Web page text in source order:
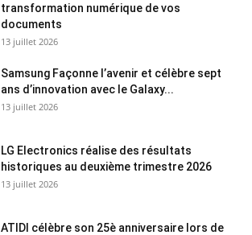
transformation numérique de vos
documents
13 juillet 2026
Samsung Façonne l’avenir et célèbre sept
ans d’innovation avec le Galaxy...
13 juillet 2026
LG Electronics réalise des résultats
historiques au deuxième trimestre 2026
13 juillet 2026
ATIDI célèbre son 25è anniversaire lors de